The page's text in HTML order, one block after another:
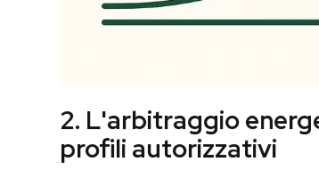
2. L'arbitraggio
profili autorizzativi